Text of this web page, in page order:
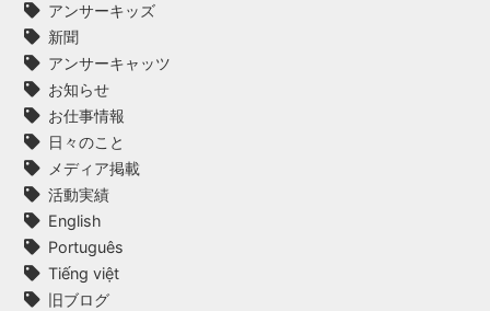
アンサーキッズ
新聞
アンサーキャッツ
お知らせ
お仕事情報
日々のこと
メディア掲載
活動実績
English
Português
Tiếng việt
旧ブログ